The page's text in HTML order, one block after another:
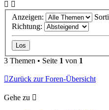
Anzeigen:
Richtung:
3 Themen • Seite 1 von 1
Zurück zur Foren-Übersicht
Gehe zu